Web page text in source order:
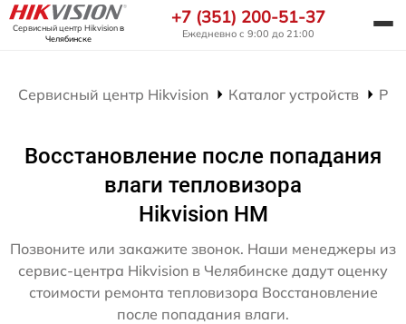
Сервисный центр Hikvisionв
Челябинске
+7 (351) 200-51-37
Ежедневно с 9:00 до 21:00
Сервисный центр Hikvision Каталог устройств
Восстановление после попадания
влаги тепловизора
Hikvision HM
Позвоните или закажите звонок. Наши менеджеры из
сервис-центра Hikvision в Челябинске дадут оценку
стоимости ремонта тепловизора Восстановление
после попадания влаги.